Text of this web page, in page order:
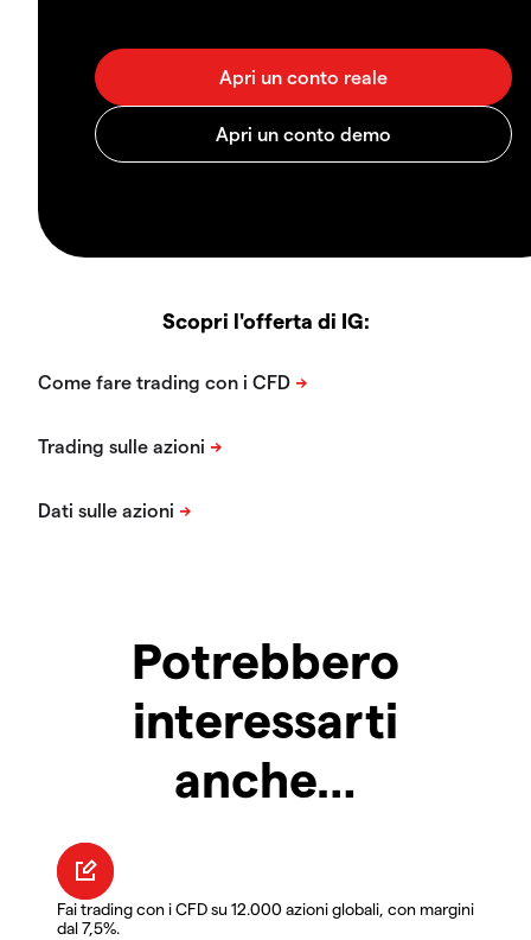
Scopri l'offerta di IG:
Potrebbero
interessarti
anche…
Fai trading con i CFD su 12.000 azioni globali, con margini
dal 7,5%.